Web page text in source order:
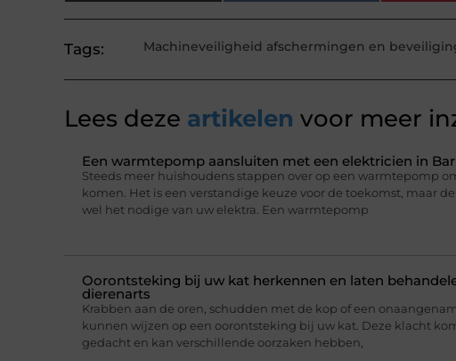
Tags: Machineveiligheid afschermingen en
Lees deze artikelen voor meer
Een warmtepomp aansluiten met een elektricien in
Steeds meer huishoudens stappen over op een warmtepomp
komen. Het is een verstandige keuze voor de toekomst, maar
wel het nodige van uw elektra. Een warmtepomp
Oorontsteking bij uw kat herkennen en laten
dierenarts
Krabben aan de oren, schudden met de kop of een
kunnen wijzen op een oorontsteking bij uw kat. Deze klacht
gedacht en kan verschillende oorzaken hebben,